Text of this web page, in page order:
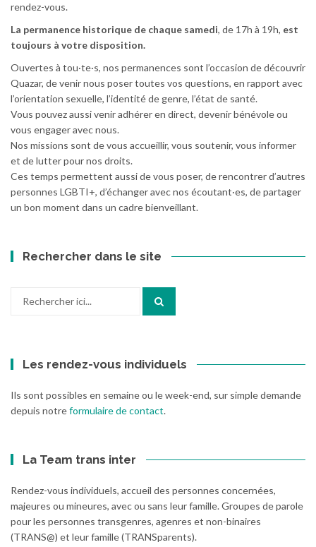
rendez-vous.
La permanence historique de chaque samedi, de 17h à 19h, est
toujours à votre disposition.
Ouvertes à tou·te·s, nos permanences sont l’occasion de découvrir
Quazar, de venir nous poser toutes vos questions, en rapport avec
l’orientation sexuelle, l’identité de genre, l’état de santé.
Vous pouvez aussi venir adhérer en direct, devenir bénévole ou
vous engager avec nous.
Nos missions sont de vous accueillir, vous soutenir, vous informer
et de lutter pour nos droits.
Ces temps permettent aussi de vous poser, de rencontrer d’autres
personnes LGBTI+, d’échanger avec nos écoutant·es, de partager
un bon moment dans un cadre bienveillant.
Rechercher dans le site
Les rendez-vous individuels
Ils sont possibles en semaine ou le week-end, sur simple demande
depuis notreformulaire de contact.
La Team trans inter
Rendez-vous individuels, accueil des personnes concernées,
majeures ou mineures, avec ou sans leur famille. Groupes de parole
pour les personnes transgenres, agenres et non-binaires
(TRANS@) et leur famille (TRANSparents).